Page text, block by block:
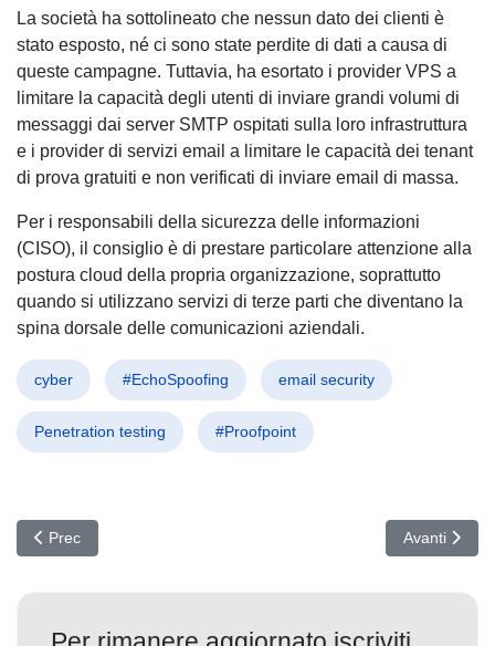
La società ha sottolineato che nessun dato dei clienti è
stato esposto, né ci sono state perdite di dati a causa di
queste campagne. Tuttavia, ha esortato i provider VPS a
limitare la capacità degli utenti di inviare grandi volumi di
messaggi dai server SMTP ospitati sulla loro infrastruttura
e i provider di servizi email a limitare le capacità dei tenant
di prova gratuiti e non verificati di inviare email di massa.
Per i responsabili della sicurezza delle informazioni
(CISO), il consiglio è di prestare particolare attenzione alla
postura cloud della propria organizzazione, soprattutto
quando si utilizzano servizi di terze parti che diventano la
spina dorsale delle comunicazioni aziendali.
cyber #EchoSpoofing email security
Penetration testing #Proofpoint
Articolo precedente: LianSpy: Lo Spyware Android Invisibile che
Prec Articolo
Avanti